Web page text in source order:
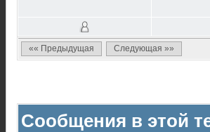
«« Предыдущая Следующая »»
Сообщения в этой